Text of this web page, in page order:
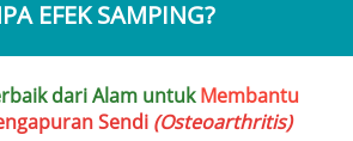
EFEK SAMPING?
dari Alam untuk
Sendi (Osteoarthritis)